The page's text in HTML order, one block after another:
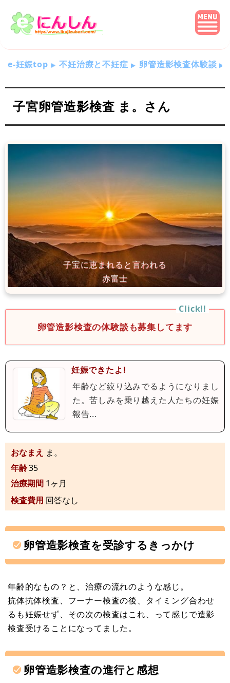
e-妊娠top 不妊治療と不妊症 卵管造影検査体験談
子宮卵管造影検査 ま。さん
卵管造影検査の体験談も募集してます
妊娠できたよ!
年齢など絞り込みでるようになりまし
た。苦しみを乗り越えた人たちの妊娠
報告...
おなまえ ま。
年齢35
治療期間 1ヶ月
検査費用 回答なし
卵管造影検査を受診するきっかけ
年齢的なもの？と、治療の流れのような感じ。
抗体抗体検査、フーナー検査の後、タイミング合わせ
るも妊娠せず、その次の検査はこれ、って感じで造影
検査受けることになってました。
卵管造影検査の進行と感想